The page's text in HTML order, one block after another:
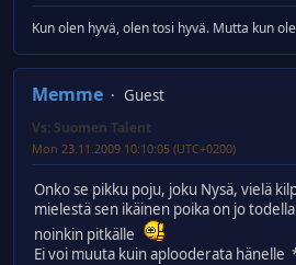
Kun olen hyvä, olen tosi hyvä. Mutta kun
Memme Guest
Vs: Suomen Talent
Mon 23.11.2009 10:10:05 (UTC+0200)
Onko se pikku poju, joku Nysä, vielä
mielestä sen ikäinen poika on jo
noinkin pitkälle
Ei voi muuta kuin aplooderata